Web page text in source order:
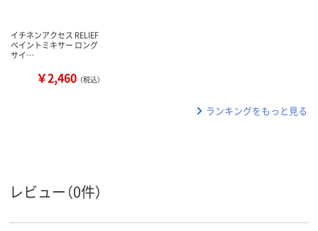
イチネンアクセス RELIEF
ペイントミキサー ロング
サイ…
￥2,460 （税込）
ランキングをもっと見る
レビュー（0件）